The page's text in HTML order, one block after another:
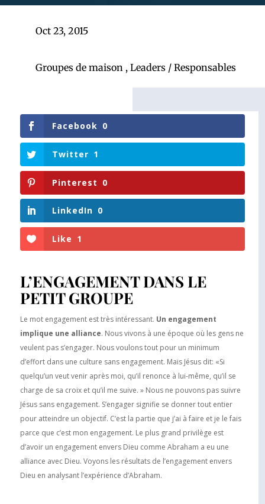
Oct 23, 2015
Groupes de maison, Leaders / Responsables
Facebook 0
Twitter 1
Pinterest 0
LinkedIn 0
Like 1
L’ENGAGEMENT DANS LE
PETIT GROUPE
Le mot engagement est très intéressant. Un engagement
implique une alliance. Nous vivons à une époque où les gens ne
veulent pas s’engager. Nous voulons tout pour un minimum
d’effort dans une culture sans engagement. Mais Jésus dit: «Si
quelqu’un veut venir après moi, qu’il renonce à lui-même, qu’il se
charge de sa croix et qu’il me suive. » Nous ne pouvons pas suivre
Jésus sans engagement. S’engager signifie se donner tout entier
pour atteindre un objectif. C’est la partie que j’ai à faire et je le fais
parce que c’est mon engagement. Le plus grand privilège est
d’avoir un engagement envers Dieu comme Abraham a eu une
alliance avec Dieu. Voyons les résultats de l’engagement envers
Dieu en analysant l’expérience d’Abraham.